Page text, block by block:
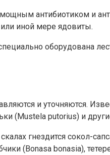
антибиотиком и
иной мере ядовиты.
оборудована
и уточняются.
(Mustela putorius) и
гнездится сокол-
(Bonasa bonasia),